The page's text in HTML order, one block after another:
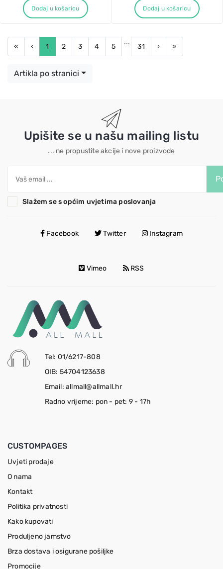
Dodaj u košaricu Dodaj u košaricu
« First‹Previous
1 2 3 4 5
...
31 ›Next»
Artikla po stranici
Upišite se u našu mailing listu
... ne propustite akcije i nove proizvode
Slažem se s općim uvjetima poslovanja
Facebook Twitter Instagram
Vimeo RSS
Tel: 01/6217-808
OIB: 54704123638
Email: allmall@allmall.hr
Radno vrijeme: pon - pet: 9 - 17h
CUSTOMPAGES
Uvjeti prodaje
O nama
Kontakt
Politika privatnosti
Kako kupovati
Produljeno jamstvo
Brza dostava i osigurane pošiljke
Promocije